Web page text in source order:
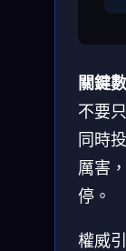
關鍵
不要
同時
厲害
停。
權威